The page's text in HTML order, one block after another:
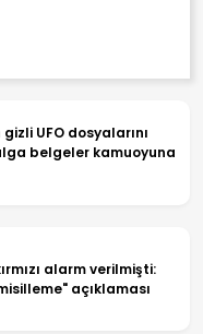
UFO dosyalarını
belgeler kamuoyuna
alarm verilmişti:
açıklaması